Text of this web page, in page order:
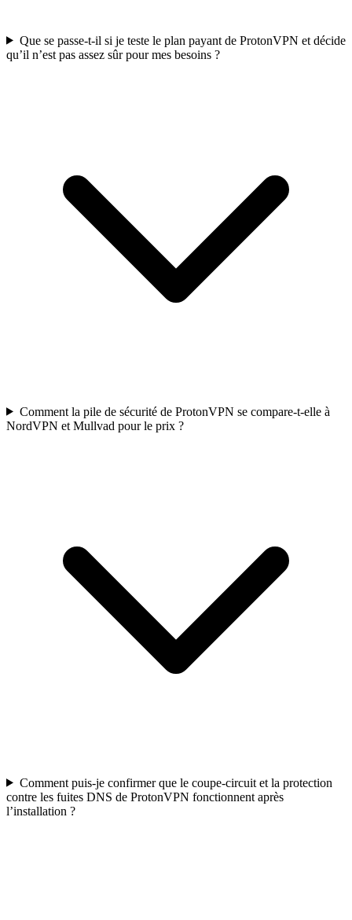
Que se passe-t-il si je teste le plan payant de ProtonVPN et décide
qu’il n’est pas assez sûr pour mes besoins ?
Comment la pile de sécurité de ProtonVPN se compare-t-elle à
NordVPN et Mullvad pour le prix ?
Comment puis-je confirmer que le coupe-circuit et la protection
contre les fuites DNS de ProtonVPN fonctionnent après
l’installation ?